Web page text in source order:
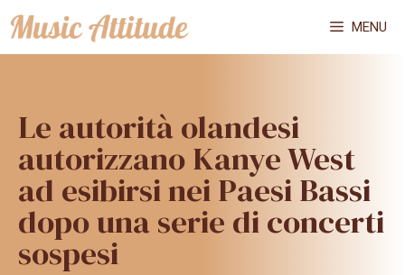
Vai
al
MENU
Le autorità olandesi
autorizzano Kanye West
ad esibirsi nei Paesi Bassi
dopo una serie di concerti
sospesi